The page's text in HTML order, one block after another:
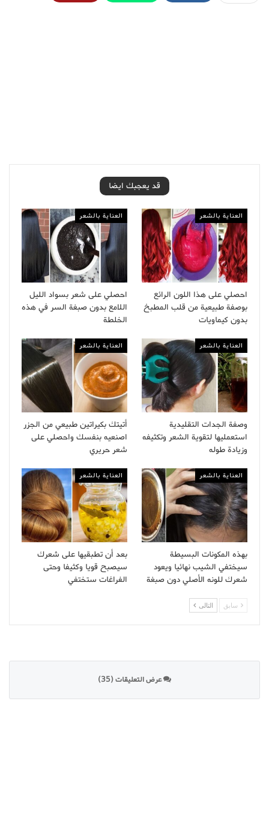
قد يعجبك ايضا
العناية بالشعر
احصلي على هذا اللون الرائع
بوصفة طبيعية من قلب المطبخ
بدون كيماويات
العناية بالشعر
احصلي على شعر بسواد الليل
اللامع بدون صبغة السر في هذه
الخلطة
العناية بالشعر
وصفة الجدات التقليدية
استعمليها لتقوية الشعر وتكثيفه
وزيادة طوله
العناية بالشعر
أتيتك بكيراتين طبيعي من الجزر
اصنعيه بنفسك واحصلي على
شعر حريري
العناية بالشعر
بهذه المكونات البسيطة
سيختفي الشيب نهائيا ويعود
شعرك للونه الأصلي دون صبغة
العناية بالشعر
بعد أن تطبقيها على شعرك
سيصبح قويا وكثيفا وحتى
الفراغات ستختفي
سابق التالى
عرض التعليقات (35)